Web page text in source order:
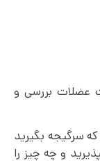
عضلات بررسی و
سرگیجه بگیرید
و چه چیز را